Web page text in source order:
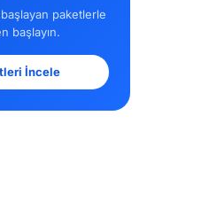
paketlerle
başlayın.
İncele